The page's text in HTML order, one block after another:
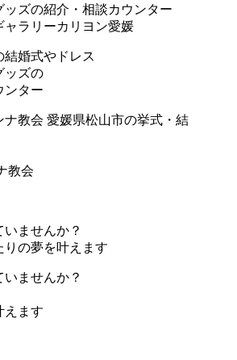
ッズの紹介・相談カウンター
ャラリーカリヨン愛媛
婚式やドレス
ッズの
ンター
教会 愛媛県松山市の挙式・結
教会
ませんか？
りの夢を叶えます
ませんか？
えます